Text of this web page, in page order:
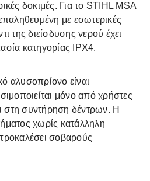
δοκιμές. Για το STIHL MSA
με εσωτερικές
της διείσδυσης νερού έχει
κατηγορίας IPX4.
αλυσοπρίονο είναι
μόνο από χρήστες
στη συντήρηση δέντρων. Η
χωρίς κατάλληλη
σοβαρούς